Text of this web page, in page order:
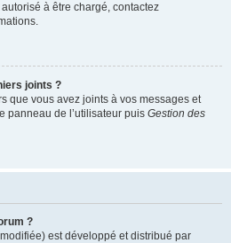
à être chargé, contactez
joints ?
que vous avez joints à vos messages et
panneau de l’utilisateur puis Gestion des
?
est développé et distribué par